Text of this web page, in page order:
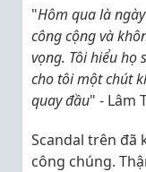
"Hôm qua là
công cộng và
vọng. Tôi hiểu họ
cho tôi một chút
quay đầu" - Lâm
Scandal trên đã
công chúng.